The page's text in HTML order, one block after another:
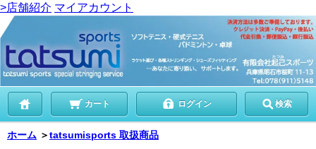
>店舗紹介 マイアカウント
カート ログイン 検索
ホーム ＞tatsumisports 取扱商品